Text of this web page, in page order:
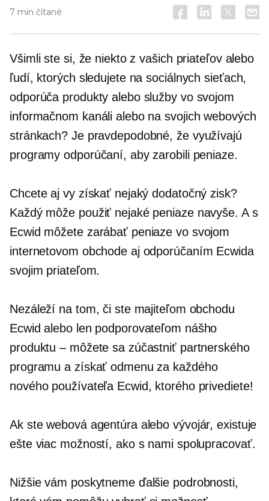
7 min čítané
Všimli ste si, že niekto z vašich priateľov alebo
ľudí, ktorých sledujete na sociálnych sieťach,
odporúča produkty alebo služby vo svojom
informačnom kanáli alebo na svojich webových
stránkach? Je pravdepodobné, že využívajú
programy odporúčaní, aby zarobili peniaze.
Chcete aj vy získať nejaký dodatočný zisk?
Každý môže použiť nejaké peniaze navyše. A s
Ecwid môžete zarábať peniaze vo svojom
internetovom obchode aj odporúčaním Ecwida
svojim priateľom.
Nezáleží na tom, či ste majiteľom obchodu
Ecwid alebo len podporovateľom nášho
produktu – môžete sa zúčastniť partnerského
programu a získať odmenu za každého
nového používateľa Ecwid, ktorého privediete!
Ak ste webová agentúra alebo vývojár, existuje
ešte viac možností, ako s nami spolupracovať.
Nižšie vám poskytneme ďalšie podrobnosti,